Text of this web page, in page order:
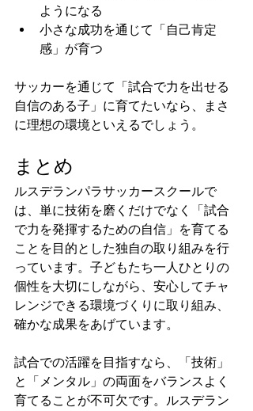
ようになる
小さな成功を通じて「自己肯定
感」が育つ
サッカーを通じて「試合で力を出せる
自信のある子」に育てたいなら、まさ
に理想の環境といえるでしょう。
まとめ
ルスデランパラサッカースクールで
は、単に技術を磨くだけでなく「試合
で力を発揮するための自信」を育てる
ことを目的とした独自の取り組みを行
っています。子どもたち一人ひとりの
個性を大切にしながら、安心してチャ
レンジできる環境づくりに取り組み、
確かな成果をあげています。
試合での活躍を目指すなら、「技術」
と「メンタル」の両面をバランスよく
育てることが不可欠です。ルスデラン